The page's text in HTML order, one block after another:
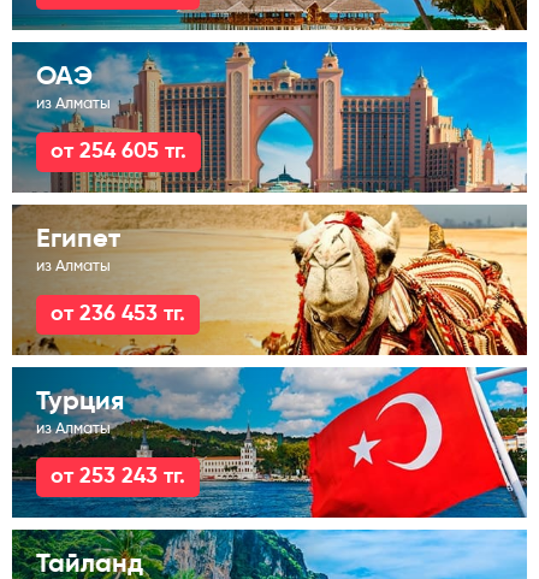
ОАЭ
из Алматы
от 254 605 тг.
Египет
из Алматы
от 236 453 тг.
Турция
из Алматы
от 253 243 тг.
Тайланд